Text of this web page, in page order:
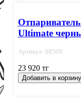
Ultimate
Артикул: 08509
23 920 тг
Добавить в корзину